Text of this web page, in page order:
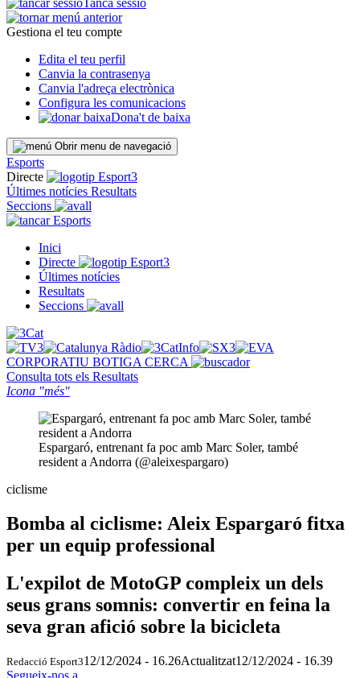
Tanca sessió
Gestiona el teu compte
Edita el teu perfil
Canvia la contrasenya
Canvia l'adreça electrònica
Configura les comunicacions
Dona't de baixa
Obrir menu de navegació
Esports
Directe
Últimes notícies Resultats
Seccions
Esports
Inici
Directe
Últimes notícies
Resultats
Seccions
CORPORATIU BOTIGA CERCA
Consulta tots els Resultats
Icona "més"
Espargaró, entrenant fa poc amb Marc Soler, també
resident a Andorra (@aleixespargaro)
ciclisme
Bomba al ciclisme: Aleix Espargaró fitxa
per un equip professional
L'expilot de MotoGP compleix un dels
seus grans somnis: convertir en feina la
seva gran afició sobre la bicicleta
Redacció Esport312/12/2024 - 16.26Actualitzat12/12/2024 - 16.39
Segueix-nos a